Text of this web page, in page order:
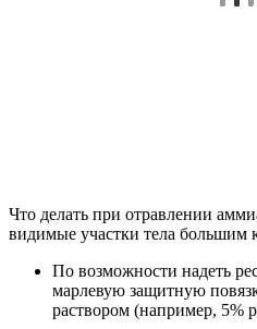
Что делать при отравлении
видимые участки тела большим
По возможности надеть
марлевую защитную
раствором (например, 5%